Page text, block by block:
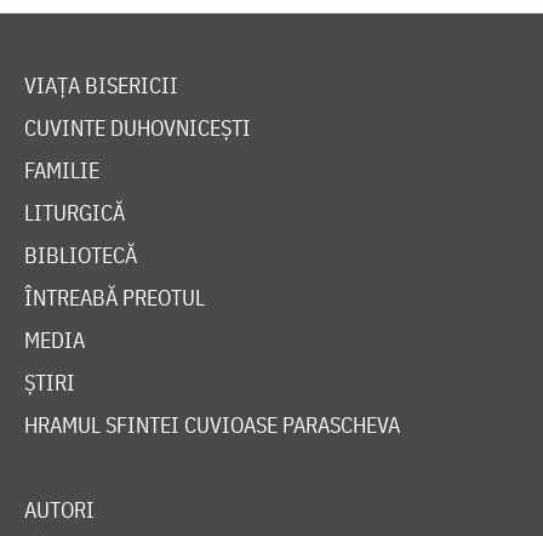
VIAȚA BISERICII
CUVINTE DUHOVNICEȘTI
FAMILIE
LITURGICĂ
BIBLIOTECĂ
ÎNTREABĂ PREOTUL
MEDIA
ȘTIRI
HRAMUL SFINTEI CUVIOASE PARASCHEVA
AUTORI